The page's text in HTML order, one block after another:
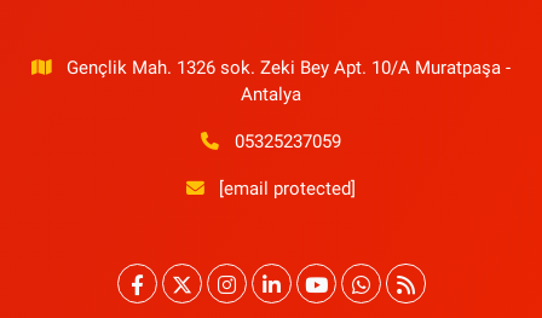
Gençlik Mah. 1326 sok. Zeki Bey Apt. 10/A Muratpaşa -
Antalya
05325237059
[email protected]